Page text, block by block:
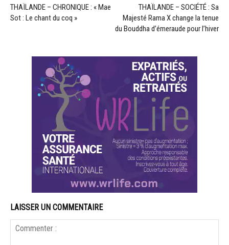
THAÏLANDE – CHRONIQUE : « Mae
Sot : Le chant du coq »
THAÏLANDE – SOCIÉTÉ : Sa
Majesté Rama X change la tenue
du Bouddha d’émeraude pour l’hiver
LAISSER UN COMMENTAIRE